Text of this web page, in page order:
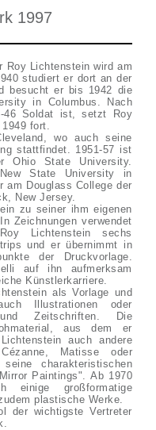
1997
Roy Lichtenstein wird am
studiert er dort an der
besucht er bis 1942 die
in Columbus. Nach
46 Soldat ist, setzt Roy
fort.
wo auch seine
stattfindet. 1951-57 ist
Ohio State University.
State University in
am Douglass College der
New Jersey.
zu seiner ihm eigenen
Zeichnungen verwendet
Lichtenstein sechs
und er übernimmt in
der Druckvorlage.
auf ihn aufmerksam
Künstlerkarriere.
als Vorlage und
Illustrationen oder
Zeitschriften. Die
aus dem er
auch andere
Matisse oder
charakteristischen
Paintings". Ab 1970
einige großformatige
plastische Werke.
der wichtigste Vertreter